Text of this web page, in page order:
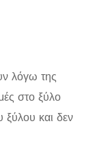
λόγω της
στο ξύλο
ξύλου και δεν